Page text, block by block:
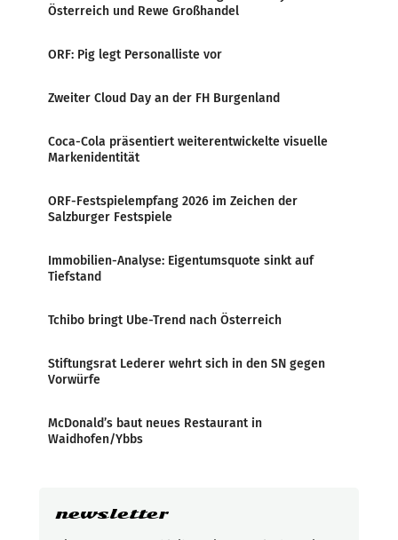
Österreich und Rewe Großhandel
ORF: Pig legt Personalliste vor
Zweiter Cloud Day an der FH Burgenland
Coca-Cola präsentiert weiterentwickelte visuelle
Markenidentität
ORF-Festspielempfang 2026 im Zeichen der
Salzburger Festspiele
Immobilien-Analyse: Eigentumsquote sinkt auf
Tiefstand
Tchibo bringt Ube-Trend nach Österreich
Stiftungsrat Lederer wehrt sich in den SN gegen
Vorwürfe
McDonald’s baut neues Restaurant in
Waidhofen/Ybbs
newsletter